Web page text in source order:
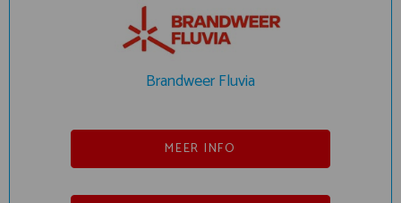
Brandweer Fluvia
MEER INFO